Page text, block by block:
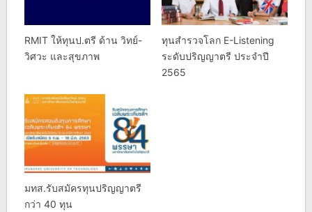
RMIT ให้ทุนป.ตรี ด้าน วิทย์-
วิศวะ และสุขภาพ
ทุนสำรวจโลก E-Listening
ระดับปริญญาตรี ประจำปี
2565
มทส.รับสมัครทุนปริญญาตรี
กว่า 40 ทุน